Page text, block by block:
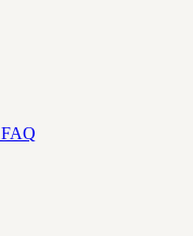
FAQ